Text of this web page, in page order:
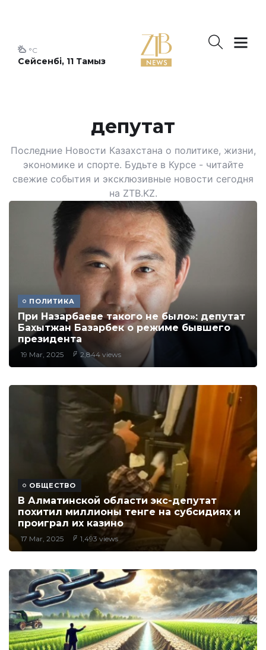
Сейсенбі, 11 Тамыз
°C
депутат
Последние Новости Казахстана о политике, жизни,
экономике и спорте. Будьте в Курсе - читайте
свежие события и эксклюзивные новости сегодня
на ZTB.KZ.
ПОЛИТИКА
При Назарбаеве такого не было»: депутат
Бахытжан Базарбек о режиме бывшего
президента
19 Mar, 2025 2,844 views
ОБЩЕСТВО
В Алматинской области экс-депутат
похитил миллионы тенге на субсидиях и
проиграл их казино
17 Mar, 2025 1,493 views